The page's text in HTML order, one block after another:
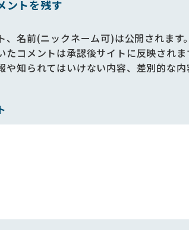
ントを残す
、名前(ニックネーム可)は公開されます。
たコメントは承認後サイトに反映され
や知られてはいけない内容、差別的な